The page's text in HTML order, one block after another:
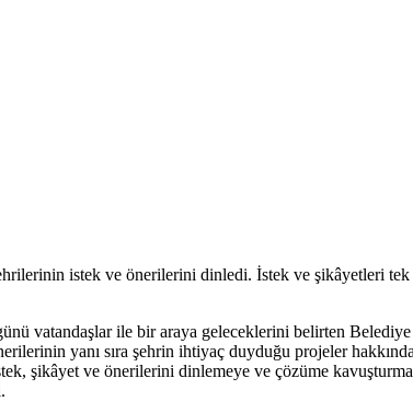
istek ve önerilerini dinledi. İstek ve şikâyetleri tek
vatandaşlar ile bir araya geleceklerini belirten Belediye
yanı sıra şehrin ihtiyaç duyduğu projeler
şikâyet ve önerilerini dinlemeye ve çözüme